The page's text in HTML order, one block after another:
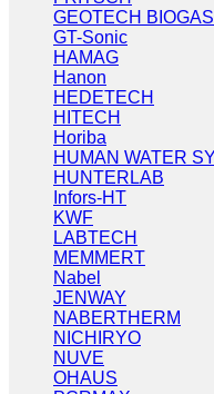
GEOTECH
GT-Sonic
HAMAG
Hanon
HEDETECH
HITECH
Horiba
HUMAN WATER
HUNTERLAB
Infors-HT
KWF
LABTECH
MEMMERT
Nabel
JENWAY
NABERTHERM
NICHIRYO
NUVE
OHAUS